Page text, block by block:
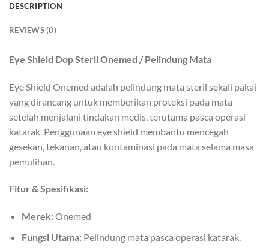
DESCRIPTION
REVIEWS (0)
Eye Shield Dop Steril Onemed / Pelindung Mata
Eye Shield Onemed adalah pelindung mata steril sekali pakai
yang dirancang untuk memberikan proteksi pada mata
setelah menjalani tindakan medis, terutama pasca operasi
katarak. Penggunaan eye shield membantu mencegah
gesekan, tekanan, atau kontaminasi pada mata selama masa
pemulihan.
Fitur & Spesifikasi:
Merek:Onemed
Fungsi Utama:Pelindung mata pasca operasi katarak.